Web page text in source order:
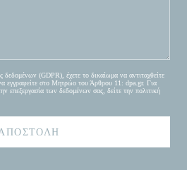
(GDPR), έχετε το δικαίωμα να αντιταχθείτε
εγγραφείτε στο Μητρώο του Άρθρου 11: dpa.gr. Για
επεξεργασία των δεδομένων σας, δείτε την πολιτική